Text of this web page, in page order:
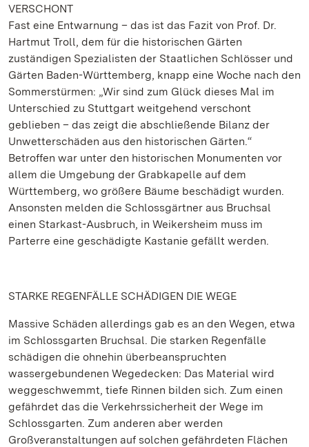
VERSCHONT
Fast eine Entwarnung – das ist das Fazit von Prof. Dr.
Hartmut Troll, dem für die historischen Gärten
zuständigen Spezialisten der Staatlichen Schlösser und
Gärten Baden-Württemberg, knapp eine Woche nach den
Sommerstürmen: „Wir sind zum Glück dieses Mal im
Unterschied zu Stuttgart weitgehend verschont
geblieben – das zeigt die abschließende Bilanz der
Unwetterschäden aus den historischen Gärten.“
Betroffen war unter den historischen Monumenten vor
allem die Umgebung der Grabkapelle auf dem
Württemberg, wo größere Bäume beschädigt wurden.
Ansonsten melden die Schlossgärtner aus Bruchsal
einen Starkast-Ausbruch, in Weikersheim muss im
Parterre eine geschädigte Kastanie gefällt werden.
STARKE REGENFÄLLE SCHÄDIGEN DIE WEGE
Massive Schäden allerdings gab es an den Wegen, etwa
im Schlossgarten Bruchsal. Die starken Regenfälle
schädigen die ohnehin überbeanspruchten
wassergebundenen Wegedecken: Das Material wird
weggeschwemmt, tiefe Rinnen bilden sich. Zum einen
gefährdet das die Verkehrssicherheit der Wege im
Schlossgarten. Zum anderen aber werden
Großveranstaltungen auf solchen gefährdeten Flächen